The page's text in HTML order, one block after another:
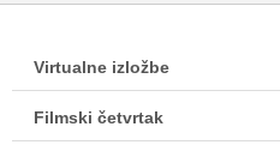
Virtualne izložbe
Filmski četvrtak